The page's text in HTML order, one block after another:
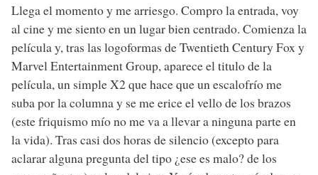
Llega el momento y me arriesgo. Compro la entrada, voy
al cine y me siento en un lugar bien centrado. Comienza la
película y, tras las logoformas de Twentieth Century Fox y
Marvel Entertainment Group, aparece el titulo de la
película, un simple X2 que hace que un escalofrío me
suba por la columna y se me erice el vello de los brazos
(este friquismo mío no me va a llevar a ninguna parte en
la vida). Tras casi dos horas de silencio (excepto para
aclarar alguna pregunta del tipo ¿ese es malo? de los